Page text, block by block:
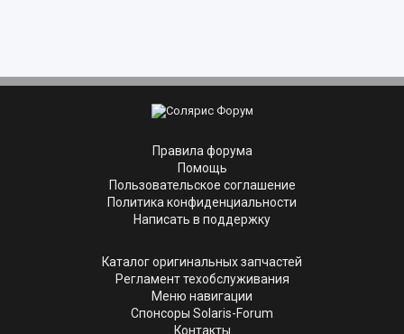
Правила форума
Помощь
Пользовательское соглашение
Политика конфиденциальности
Написать в поддержку
Каталог оригинальных запчастей
Регламент техобслуживания
Меню навигации
Спонсоры Solaris-Forum
Контакты